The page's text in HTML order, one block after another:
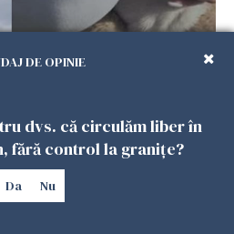
DE OPINIE
dvs. că circulăm liber în
fără control la granițe?
Da Nu